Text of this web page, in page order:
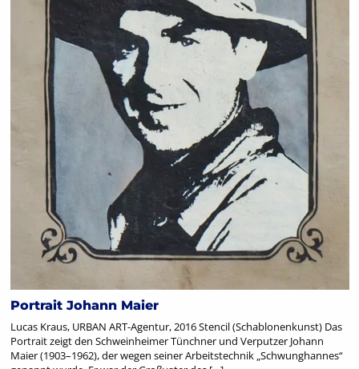
Portrait Johann Maier
Lucas Kraus, URBAN ART-Agentur, 2016 Stencil (Schablonenkunst) Das
Portrait zeigt den Schweinheimer Tünchner und Verputzer Johann
Maier (1903–1962), der wegen seiner Arbeitstechnik „Schwunghannes“